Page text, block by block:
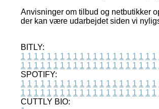
Anvisninger om tilbud og netbutikker
der kan være udarbejdet siden vi
BITLY:
1 1 1 1 1 1 1 1 1 1 1 1 1 1 1 1 1 1 1 1 1
1 1 1 1 1 1 1 1 1 1 1 1 1 1 1 1 1 1 1 1 1
SPOTIFY:
1 1 1 1 1 1 1 1 1 1 1 1 1 1 1 1 1 1 1 1 1
1 1 1 1 1 1 1 1 1 1 1 1 1 1 1 1 1 1 1 1 1
CUTTLY BIO: